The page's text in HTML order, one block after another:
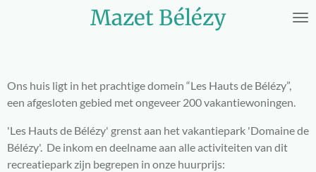
hoofdinhoud
Mazet Bélézy
Ons huis ligt in het prachtige domein “Les Hauts de Bélézy”,
een afgesloten gebied met ongeveer 200 vakantiewoningen.
'Les Hauts de Bélézy' grenst aan het vakantiepark 'Domaine de
Bélézy'. De inkom en deelname aan alle activiteiten van dit
recreatiepark zijn begrepen in onze huurprijs: